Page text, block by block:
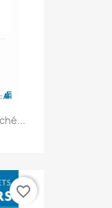
favorite_border